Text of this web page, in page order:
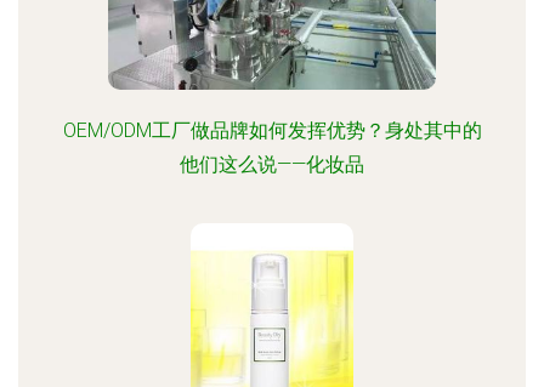
OEM/ODM工厂做品牌如何发挥优势？身处其中的
他们这么说——化妆品